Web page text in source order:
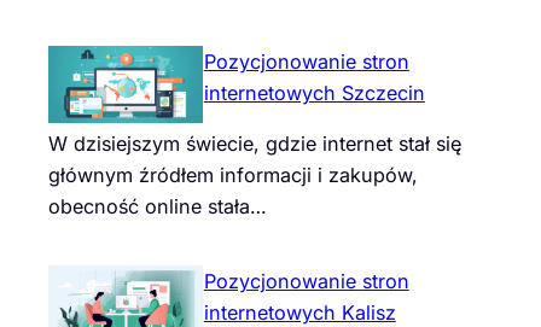
Pozycjonowanie stron
internetowych Szczecin
W dzisiejszym świecie, gdzie internet stał się
głównym źródłem informacji i zakupów,
obecność online stała…
Pozycjonowanie stron
internetowych Kalisz